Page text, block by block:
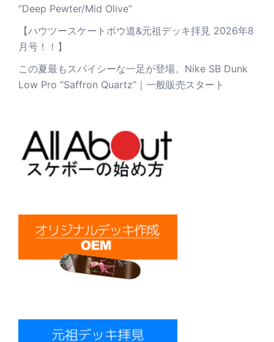
”Deep Pewter/Mid Olive”
【ハウツースケートボウ道&元祖デッキ拝見 2026年8
月号！！】
この夏最もスパイシーな一足が登場。Nike SB Dunk
Low Pro “Saffron Quartz”｜一般販売スタート